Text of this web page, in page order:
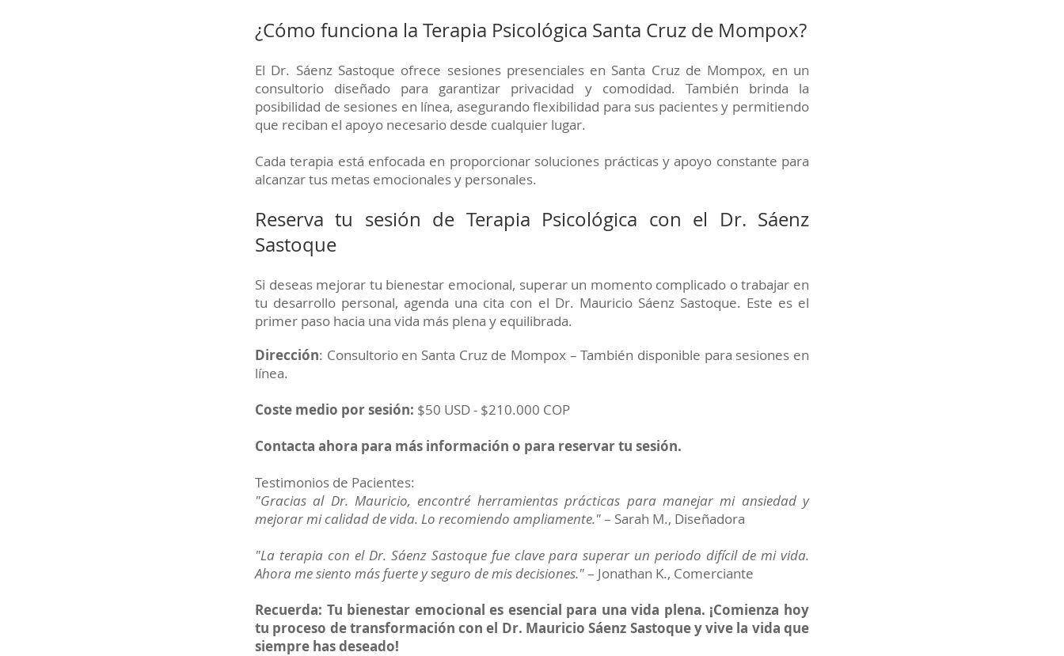
¿Cómo funciona la Terapia Psicológica Santa Cruz de Mompox?
El Dr. Sáenz Sastoque ofrece sesiones presenciales en Santa Cruz de Mompox, en un
consultorio diseñado para garantizar privacidad y comodidad. También brinda la
posibilidad de sesiones en línea, asegurando flexibilidad para sus pacientes y permitiendo
que reciban el apoyo necesario desde cualquier lugar.
Cada terapia está enfocada en proporcionar soluciones prácticas y apoyo constante para
alcanzar tus metas emocionales y personales.
Reserva tu sesión de Terapia Psicológica con el Dr. Sáenz
Sastoque
Si deseas mejorar tu bienestar emocional, superar un momento complicado o trabajar en
tu desarrollo personal, agenda una cita con el Dr. Mauricio Sáenz Sastoque. Este es el
primer paso hacia una vida más plena y equilibrada.
Dirección: Consultorio en Santa Cruz de Mompox – También disponible para sesiones en
línea.
Coste medio por sesión: $50 USD - $210.000 COP
Contacta ahora para más información o para reservar tu sesión.
Testimonios de Pacientes:
"Gracias al Dr. Mauricio, encontré herramientas prácticas para manejar mi ansiedad y
mejorar mi calidad de vida. Lo recomiendo ampliamente."– Sarah M., Diseñadora
"La terapia con el Dr. Sáenz Sastoque fue clave para superar un periodo difícil de mi vida.
Ahora me siento más fuerte y seguro de mis decisiones."– Jonathan K., Comerciante
Recuerda: Tu bienestar emocional es esencial para una vida plena. ¡Comienza hoy
tu proceso de transformación con el Dr. Mauricio Sáenz Sastoque y vive la vida que
siempre has deseado!